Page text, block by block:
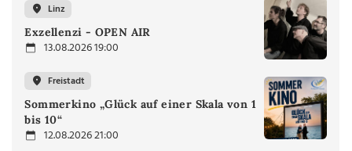
Linz
Exzellenzi - OPEN AIR
13.08.2026 19:00
Freistadt
Sommerkino „Glück auf einer Skala von 1
bis 10“
12.08.2026 21:00